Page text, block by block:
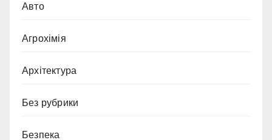
Авто
Агрохімія
Архітектура
Без рубрики
Безпека